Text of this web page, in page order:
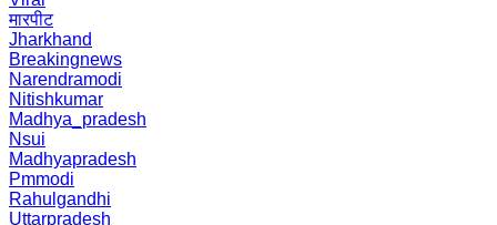
मारपीट
Jharkhand
Breakingnews
Narendramodi
Nitishkumar
Madhya_pradesh
Nsui
Madhyapradesh
Pmmodi
Rahulgandhi
Uttarpradesh